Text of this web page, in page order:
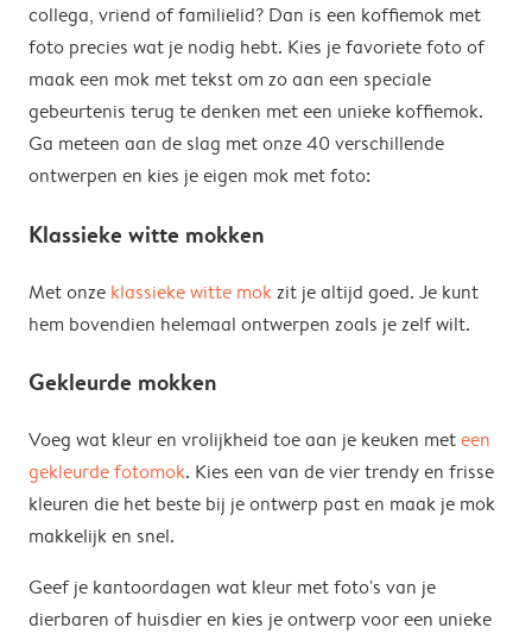
collega, vriend of familielid? Dan is een koffiemok met
foto precies wat je nodig hebt. Kies je favoriete foto of
maak een mok met tekst om zo aan een speciale
gebeurtenis terug te denken met een unieke koffiemok.
Ga meteen aan de slag met onze 40 verschillende
ontwerpen en kies je eigen mok met foto:
Klassieke witte mokken
Met onze klassieke witte mokzit je altijd goed. Je kunt
hem bovendien helemaal ontwerpen zoals je zelf wilt.
Gekleurde mokken
Voeg wat kleur en vrolijkheid toe aan je keuken meteen
gekleurde fotomok. Kies een van de vier trendy en frisse
kleuren die het beste bij je ontwerp past en maak je mok
makkelijk en snel.
Geef je kantoordagen wat kleur met foto's van je
dierbaren of huisdier en kies je ontwerp voor een unieke